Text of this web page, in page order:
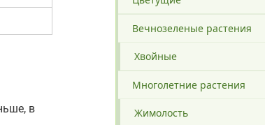
в
Вечнозеленые растения
Хвойные
Многолетние растения
Жимолость